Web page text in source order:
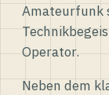
Amateurfunk
Operator.
Neben dem